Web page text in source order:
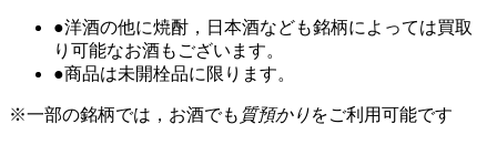
●洋酒の他に焼酎，日本酒なども銘柄によっては買取
り可能なお酒もございます。
●商品は未開栓品に限ります。
※一部の銘柄では，お酒でも 質預かりをご利用可能です